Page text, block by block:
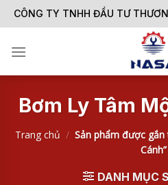
Skip
to
CÔNG TY TNHH ĐẦU TƯ
Bơm Ly Tâm
Trang chủ / Sản phẩm được
Cánh”
DANH MỤC